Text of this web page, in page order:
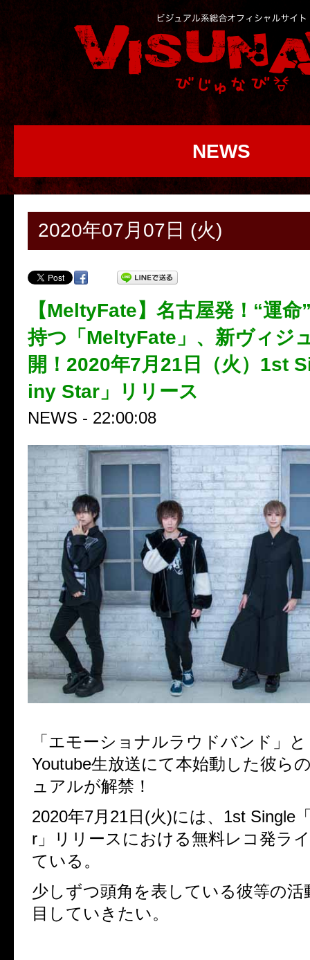
NEWS
2020年07月07日 (火)
【MeltyFate】名古屋発！“運
持つ「MeltyFate」、新ヴィジ
開！2020年7月21日（火）1st
iny Star」リリース
NEWS - 22:00:08
「エモーショナルラウドバンド」
Youtube生放送にて本始動した彼ら
ュアルが解禁！
2020年7月21日(火)には、1st Single
r」リリースにおける無料レコ発ラ
ている。
少しずつ頭角を表している彼等の活
目していきたい。